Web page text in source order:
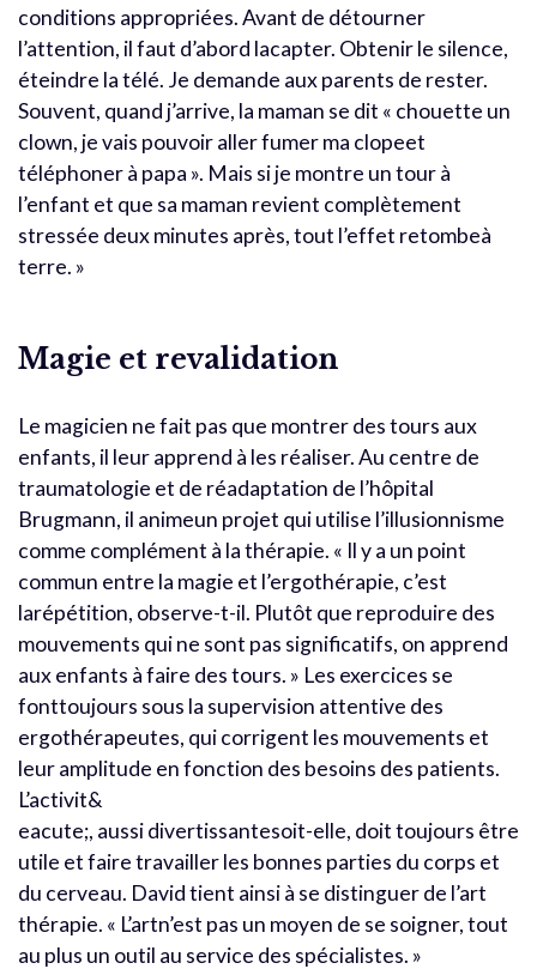
conditions appropriées. Avant de détourner
l’attention, il faut d’abord lacapter. Obtenir le silence,
éteindre la télé. Je demande aux parents de rester.
Souvent, quand j’arrive, la maman se dit « chouette un
clown, je vais pouvoir aller fumer ma clopeet
téléphoner à papa ». Mais si je montre un tour à
l’enfant et que sa maman revient complètement
stressée deux minutes après, tout l’effet retombeà
terre. »
Magie et revalidation
Le magicien ne fait pas que montrer des tours aux
enfants, il leur apprend à les réaliser. Au centre de
traumatologie et de réadaptation de l’hôpital
Brugmann, il animeun projet qui utilise l’illusionnisme
comme complément à la thérapie. « Il y a un point
commun entre la magie et l’ergothérapie, c’est
larépétition, observe-t-il. Plutôt que reproduire des
mouvements qui ne sont pas significatifs, on apprend
aux enfants à faire des tours. » Les exercices se
fonttoujours sous la supervision attentive des
ergothérapeutes, qui corrigent les mouvements et
leur amplitude en fonction des besoins des patients.
L’activit&
eacute;, aussi divertissantesoit-elle, doit toujours être
utile et faire travailler les bonnes parties du corps et
du cerveau. David tient ainsi à se distinguer de l’art
thérapie. « L’artn’est pas un moyen de se soigner, tout
au plus un outil au service des spécialistes. »